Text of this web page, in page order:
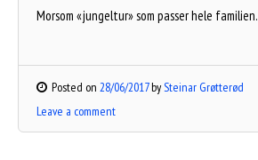
Morsom «jungeltur» som passer hele familien.
Posted on 28/06/2017bySteinar Grøtterød
Leave a comment